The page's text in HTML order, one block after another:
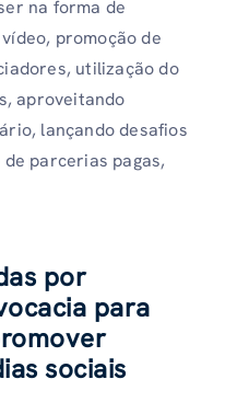
na forma de
promoção de
utilização do
aproveitando
lançando desafios
parcerias pagas,
por
para
sociais